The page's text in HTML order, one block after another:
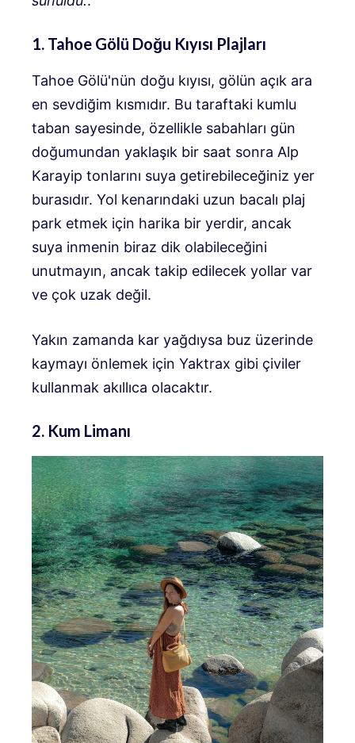
1. Tahoe Gölü Doğu Kıyısı Plajları
Tahoe Gölü'nün doğu kıyısı, gölün açık ara
en sevdiğim kısmıdır. Bu taraftaki kumlu
taban sayesinde, özellikle sabahları gün
doğumundan yaklaşık bir saat sonra Alp
Karayip tonlarını suya getirebileceğiniz yer
burasıdır. Yol kenarındaki uzun bacalı plaj
park etmek için harika bir yerdir, ancak
suya inmenin biraz dik olabileceğini
unutmayın, ancak takip edilecek yollar var
ve çok uzak değil.
Yakın zamanda kar yağdıysa buz üzerinde
kaymayı önlemek için Yaktrax gibi çiviler
kullanmak akıllıca olacaktır.
2. Kum Limanı